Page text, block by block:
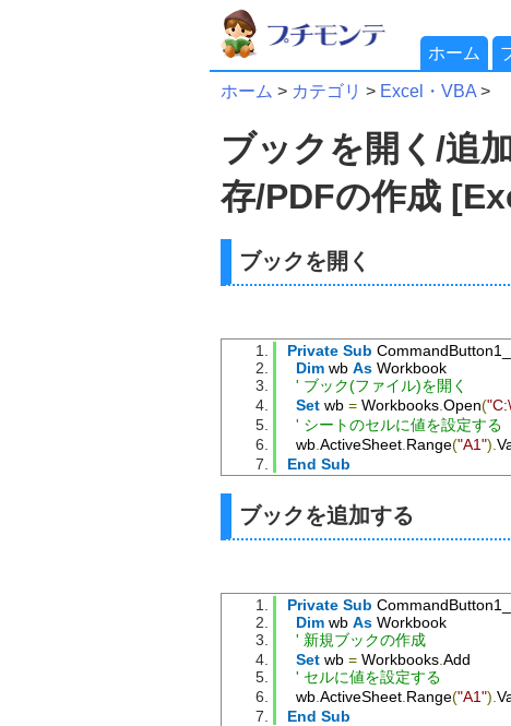
ホーム
ホーム > カテゴリ > Excel・VBA >
ブックを開く/追
存/PDFの作成
ブックを開く
Private Sub
Dim wb As Workbook
' ブック(ファイル)を開く
Set wb = Workbooks Open(
' シートのセルに値を設定する
  wb
ActiveSheet Range("A1").
End Sub
ブックを追加する
Private Sub
Dim wb As Workbook
' 新規ブックの作成
Set wb = Workbooks Add
' セルに値を設定する
  wb
ActiveSheet Range("A1").
End Sub